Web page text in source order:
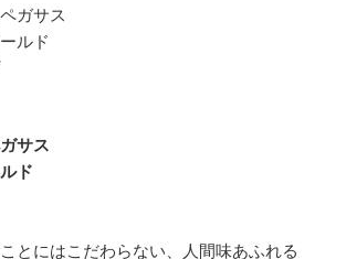
ガサス
ルド
サス
ド
とにはこだわらない、人間味あふれる